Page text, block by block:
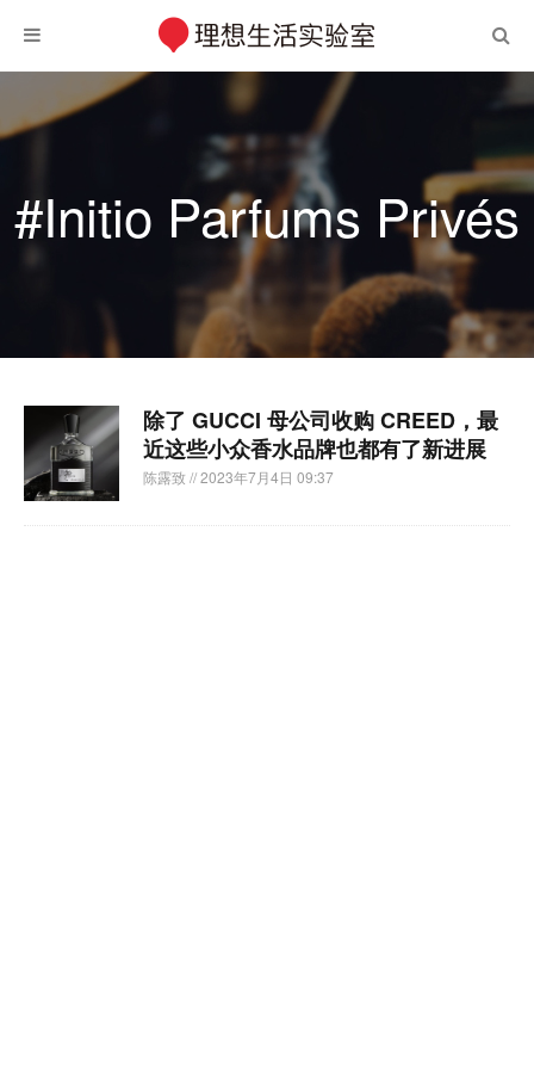
#Initio Parfums Privés
除了 GUCCI 母公司收购 CREED，最
近这些小众香水品牌也都有了新进展
陈露致// 2023年7月4日 09:37